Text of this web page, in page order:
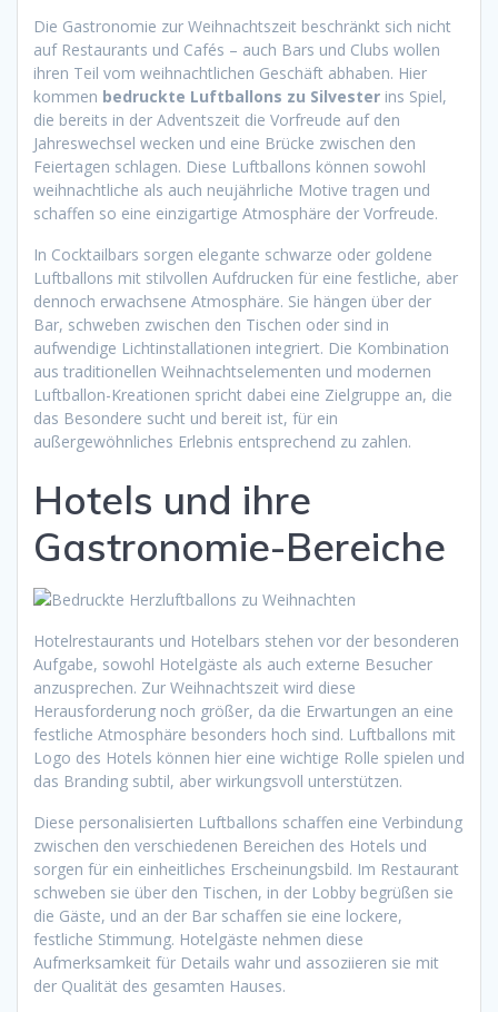
Die Gastronomie zur Weihnachtszeit beschränkt sich nicht
auf Restaurants und Cafés – auch Bars und Clubs wollen
ihren Teil vom weihnachtlichen Geschäft abhaben. Hier
kommen bedruckte Luftballons zu Silvester ins Spiel,
die bereits in der Adventszeit die Vorfreude auf den
Jahreswechsel wecken und eine Brücke zwischen den
Feiertagen schlagen. Diese Luftballons können sowohl
weihnachtliche als auch neujährliche Motive tragen und
schaffen so eine einzigartige Atmosphäre der Vorfreude.
In Cocktailbars sorgen elegante schwarze oder goldene
Luftballons mit stilvollen Aufdrucken für eine festliche, aber
dennoch erwachsene Atmosphäre. Sie hängen über der
Bar, schweben zwischen den Tischen oder sind in
aufwendige Lichtinstallationen integriert. Die Kombination
aus traditionellen Weihnachtselementen und modernen
Luftballon-Kreationen spricht dabei eine Zielgruppe an, die
das Besondere sucht und bereit ist, für ein
außergewöhnliches Erlebnis entsprechend zu zahlen.
Hotels und ihre
Gastronomie-Bereiche
Hotelrestaurants und Hotelbars stehen vor der besonderen
Aufgabe, sowohl Hotelgäste als auch externe Besucher
anzusprechen. Zur Weihnachtszeit wird diese
Herausforderung noch größer, da die Erwartungen an eine
festliche Atmosphäre besonders hoch sind. Luftballons mit
Logo des Hotels können hier eine wichtige Rolle spielen und
das Branding subtil, aber wirkungsvoll unterstützen.
Diese personalisierten Luftballons schaffen eine Verbindung
zwischen den verschiedenen Bereichen des Hotels und
sorgen für ein einheitliches Erscheinungsbild. Im Restaurant
schweben sie über den Tischen, in der Lobby begrüßen sie
die Gäste, und an der Bar schaffen sie eine lockere,
festliche Stimmung. Hotelgäste nehmen diese
Aufmerksamkeit für Details wahr und assoziieren sie mit
der Qualität des gesamten Hauses.